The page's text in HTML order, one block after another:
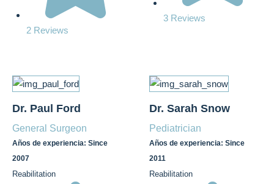
2 Reviews
3 Reviews
Dr. Paul Ford
General Surgeon
Años de experiencia: Since
2007
Reabilitation
Dr. Sarah Snow
Pediatrician
Años de experiencia: Since
2011
Reabilitation